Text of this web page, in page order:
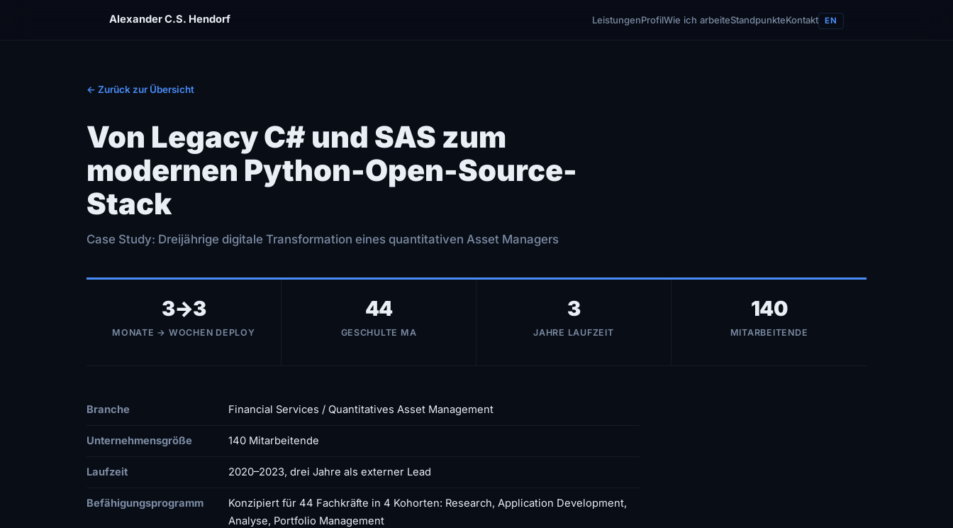
Alexander C.S. Hendorf LeistungenProfilWie ich arbeiteStandpunkteKontakt EN
← Zurück zur Übersicht
Von Legacy C# und SAS zum
modernen Python-Open-Source-
Stack
Case Study: Dreijährige digitale Transformation eines quantitativen Asset Managers
3→3
MONATE → WOCHEN DEPLOY
44
GESCHULTE MA
3
JAHRE LAUFZEIT
140
MITARBEITENDE
Branche Financial Services / Quantitatives Asset Management
Unternehmensgröße 140 Mitarbeitende
Laufzeit 2020–2023, drei Jahre als externer Lead
Befähigungsprogramm
Konzipiert für 44 Fachkräfte in 4 Kohorten: Research, Application Development,
Analyse, Portfolio Management